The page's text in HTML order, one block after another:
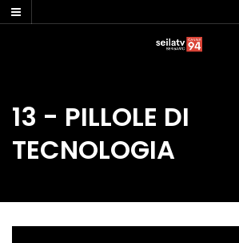
Skip
to
13 - PILLOLE DI
TECNOLOGIA